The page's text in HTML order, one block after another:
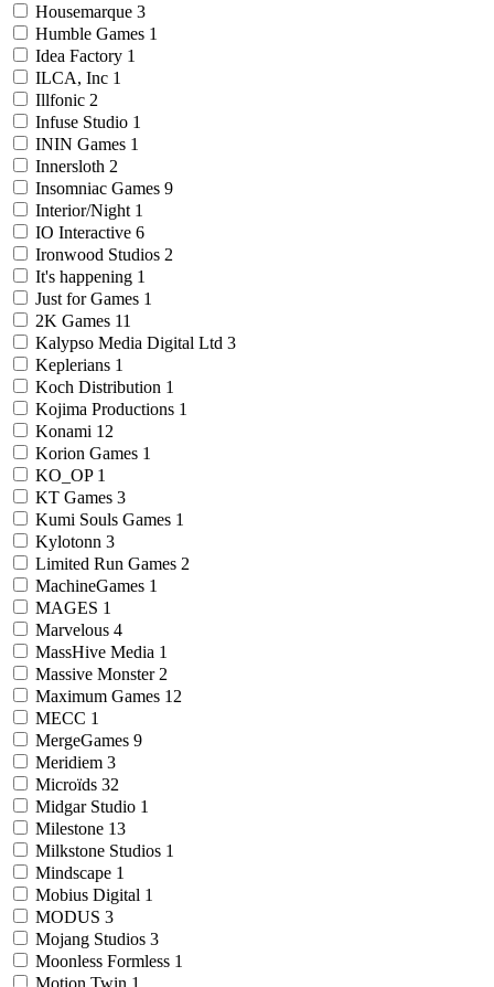
Housemarque 3
Humble Games 1
Idea Factory 1
ILCA, Inc 1
Illfonic 2
Infuse Studio 1
ININ Games 1
Innersloth 2
Insomniac Games 9
Interior/Night 1
IO Interactive 6
Ironwood Studios 2
It's happening 1
Just for Games 1
2K Games 11
Kalypso Media Digital Ltd 3
Keplerians 1
Koch Distribution 1
Kojima Productions 1
Konami 12
Korion Games 1
KO_OP 1
KT Games 3
Kumi Souls Games 1
Kylotonn 3
Limited Run Games 2
MachineGames 1
MAGES 1
Marvelous 4
MassHive Media 1
Massive Monster 2
Maximum Games 12
MECC 1
MergeGames 9
Meridiem 3
Microïds 32
Midgar Studio 1
Milestone 13
Milkstone Studios 1
Mindscape 1
Mobius Digital 1
MODUS 3
Mojang Studios 3
Moonless Formless 1
Motion Twin 1